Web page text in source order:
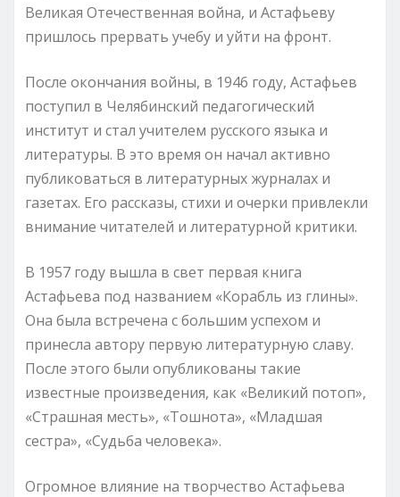
Великая Отечественная война, и Астафьеву
пришлось прервать учебу и уйти на фронт.
После окончания войны, в 1946 году, Астафьев
поступил в Челябинский педагогический
институт и стал учителем русского языка и
литературы. В это время он начал активно
публиковаться в литературных журналах и
газетах. Его рассказы, стихи и очерки привлекли
внимание читателей и литературной критики.
В 1957 году вышла в свет первая книга
Астафьева под названием «Корабль из глины».
Она была встречена с большим успехом и
принесла автору первую литературную славу.
После этого были опубликованы такие
известные произведения, как «Великий потоп»,
«Страшная месть», «Тошнота», «Младшая
сестра», «Судьба человека».
Огромное влияние на творчество Астафьева